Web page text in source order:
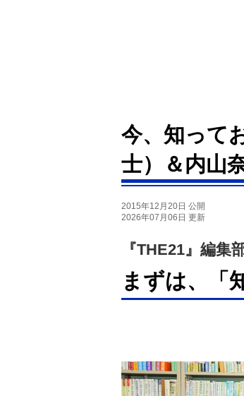
今、知って
士）＆内山
2015年12月20日 公開
2026年07月06日 更新
『THE21』編集
まずは、「